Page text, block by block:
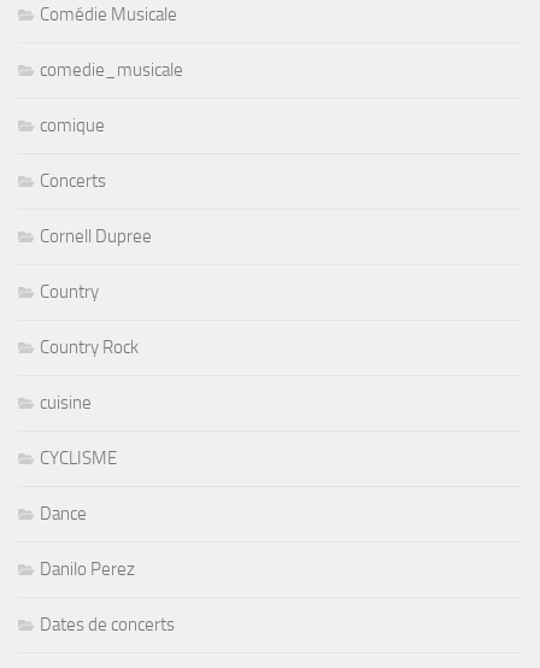
Comédie Musicale
comedie_musicale
comique
Concerts
Cornell Dupree
Country
Country Rock
cuisine
CYCLISME
Dance
Danilo Perez
Dates de concerts